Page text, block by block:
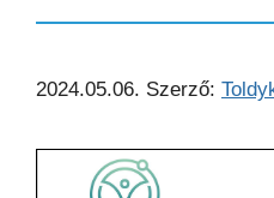
2024.05.06. Szerző: